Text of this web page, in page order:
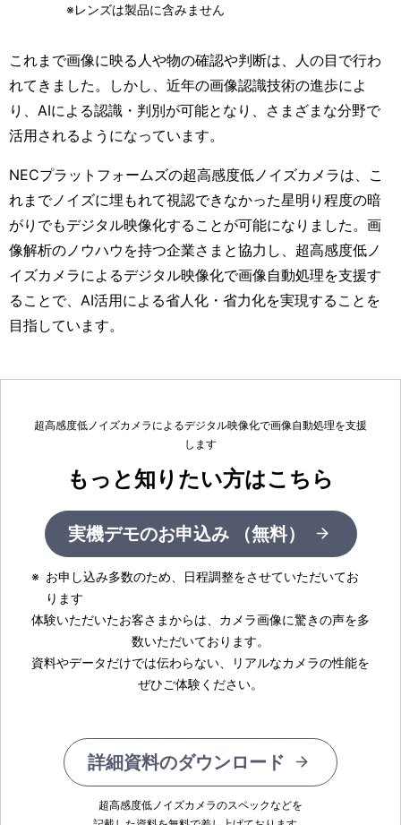
これまで画像に映る人や物の確認や判断は、人の目で行わ
れてきました。しかし、近年の画像認識技術の進歩によ
り、AIによる認識・判別が可能となり、さまざまな分野で
活用されるようになっています。
NECプラットフォームズの超高感度低ノイズカメラは、こ
れまでノイズに埋もれて視認できなかった星明り程度の暗
がりでもデジタル映像化することが可能になりました。画
像解析のノウハウを持つ企業さまと協力し、超高感度低ノ
イズカメラによるデジタル映像化で画像自動処理を支援す
ることで、AI活用による省人化・省力化を実現することを
目指しています。
※レンズは製品に含みません
超高感度低ノイズカメラによるデジタル映像化で画像自動処理を支援
します
もっと知りたい方はこちら
実機デモのお申込み （無料）
※ お申し込み多数のため、日程調整をさせていただいてお
ります
体験いただいたお客さまからは、カメラ画像に驚きの声を多
数いただいております。
資料やデータだけでは伝わらない、リアルなカメラの性能を
ぜひご体験ください。
詳細資料のダウンロード
超高感度低ノイズカメラのスペックなどを